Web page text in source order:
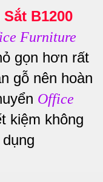
B1200
Furniture
gọn hơn rất
gỗ nên hoàn
Office
kiệm không